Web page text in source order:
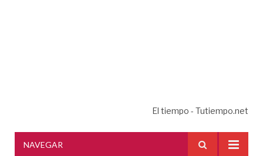
El tiempo - Tutiempo.net
NAVEGAR